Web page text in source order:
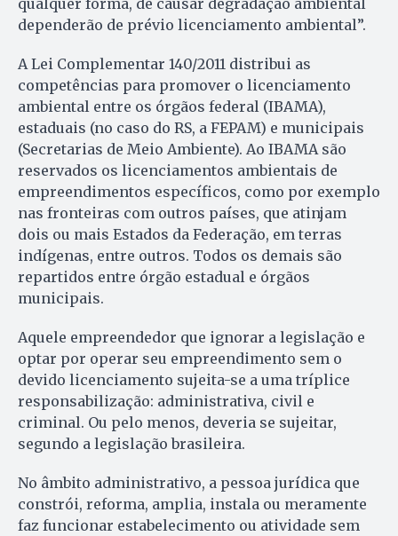
qualquer forma, de causar degradação ambiental
dependerão de prévio licenciamento ambiental”.
A Lei Complementar 140/2011 distribui as
competências para promover o licenciamento
ambiental entre os órgãos federal (IBAMA),
estaduais (no caso do RS, a FEPAM) e municipais
(Secretarias de Meio Ambiente). Ao IBAMA são
reservados os licenciamentos ambientais de
empreendimentos específicos, como por exemplo
nas fronteiras com outros países, que atinjam
dois ou mais Estados da Federação, em terras
indígenas, entre outros. Todos os demais são
repartidos entre órgão estadual e órgãos
municipais.
Aquele empreendedor que ignorar a legislação e
optar por operar seu empreendimento sem o
devido licenciamento sujeita-se a uma tríplice
responsabilização: administrativa, civil e
criminal. Ou pelo menos, deveria se sujeitar,
segundo a legislação brasileira.
No âmbito administrativo, a pessoa jurídica que
constrói, reforma, amplia, instala ou meramente
faz funcionar estabelecimento ou atividade sem